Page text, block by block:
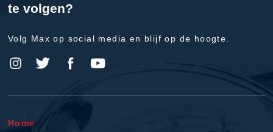
te volgen?
Volg Max op social media en blijf op de hoogte.
Home